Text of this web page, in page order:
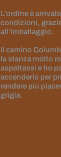
L’ordine è
condizioni,
all’imballaggio.
Il camino
la stanza molto
aspettassi e ho
accenderlo per
rendere più
grigia.